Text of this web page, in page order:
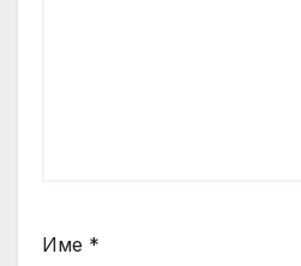
Име *